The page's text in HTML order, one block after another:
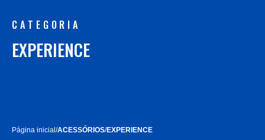
CATEGORIA
EXPERIENCE
Página inicial/ACESSÓRIOS/EXPERIENCE